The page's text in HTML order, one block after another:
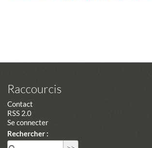
Raccourcis
Contact
RSS 2.0
Se connecter
Rechercher :